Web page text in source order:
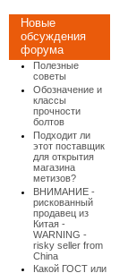
Новые
обсуждения
форума
Полезные
советы
Обозначение и
классы
прочности
болтов
Подходит ли
этот поставщик
для открытия
магазина
метизов?
ВНИМАНИЕ -
рискованный
продавец из
Китая -
WARNING -
risky seller from
China
Какой ГОСТ или